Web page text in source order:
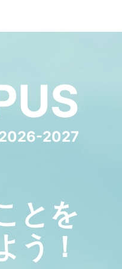
2027
とを
う！